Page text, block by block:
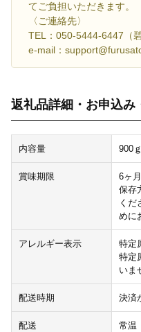
てご負担いただきます。
〈ご連絡先〉
TEL：050-5444-6447（
e-mail：
返礼品詳細・お申込み
内容量 900
賞味期限
6ヶ月
保存
くだ
めに
アレルギー表示
特定
特定
いま
配送時期 決済
配送 常温